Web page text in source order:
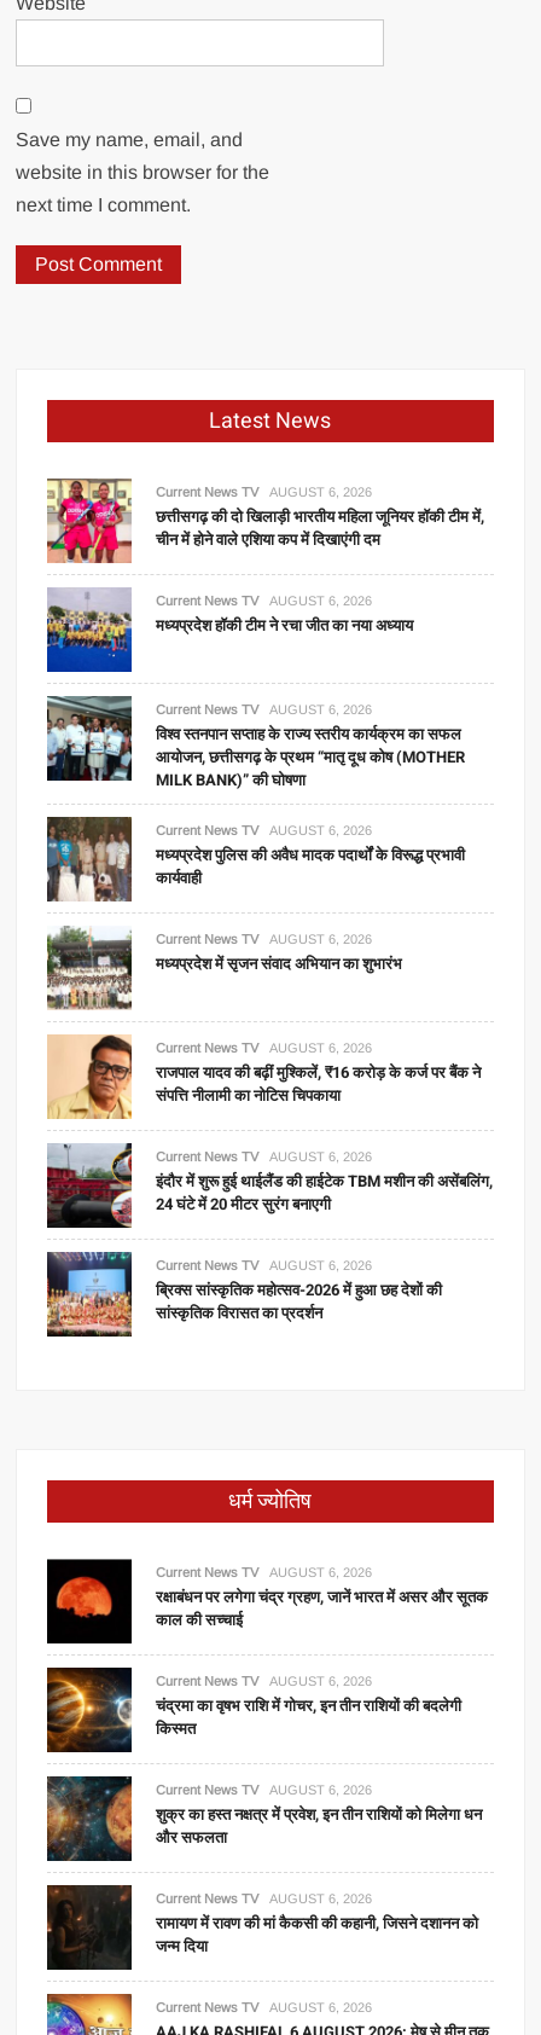
Save my name, email, and
website in this browser for the
next time I comment.
Latest News
Current News TV AUGUST 6, 2026
छत्तीसगढ़ की दो खिलाड़ी भारतीय महिला जूनियर हॉकी टीम में,
चीन में होने वाले एशिया कप में दिखाएंगी दम
Current News TV AUGUST 6, 2026
मध्यप्रदेश हॉकी टीम ने रचा जीत का नया अध्याय
Current News TV AUGUST 6, 2026
विश्व स्तनपान सप्ताह के राज्य स्तरीय कार्यक्रम का सफल
आयोजन, छत्तीसगढ़ के प्रथम “मातृ दूध कोष (MOTHER
MILK BANK)” की घोषणा
Current News TV AUGUST 6, 2026
मध्यप्रदेश पुलिस की अवैध मादक पदार्थों के विरूद्ध प्रभावी
कार्यवाही
Current News TV AUGUST 6, 2026
मध्यप्रदेश में सृजन संवाद अभियान का शुभारंभ
Current News TV AUGUST 6, 2026
राजपाल यादव की बढ़ीं मुश्किलें, ₹16 करोड़ के कर्ज पर बैंक ने
संपत्ति नीलामी का नोटिस चिपकाया
Current News TV AUGUST 6, 2026
इंदौर में शुरू हुई थाईलैंड की हाईटेक TBM मशीन की असेंबलिंग,
24 घंटे में 20 मीटर सुरंग बनाएगी
Current News TV AUGUST 6, 2026
ब्रिक्स सांस्कृतिक महोत्सव-2026 में हुआ छह देशों की
सांस्कृतिक विरासत का प्रदर्शन
धर्म ज्योतिष
Current News TV AUGUST 6, 2026
रक्षाबंधन पर लगेगा चंद्र ग्रहण, जानें भारत में असर और सूतक
काल की सच्चाई
Current News TV AUGUST 6, 2026
चंद्रमा का वृषभ राशि में गोचर, इन तीन राशियों की बदलेगी
किस्मत
Current News TV AUGUST 6, 2026
शुक्र का हस्त नक्षत्र में प्रवेश, इन तीन राशियों को मिलेगा धन
और सफलता
Current News TV AUGUST 6, 2026
रामायण में रावण की मां कैकसी की कहानी, जिसने दशानन को
जन्म दिया
Current News TV AUGUST 6, 2026